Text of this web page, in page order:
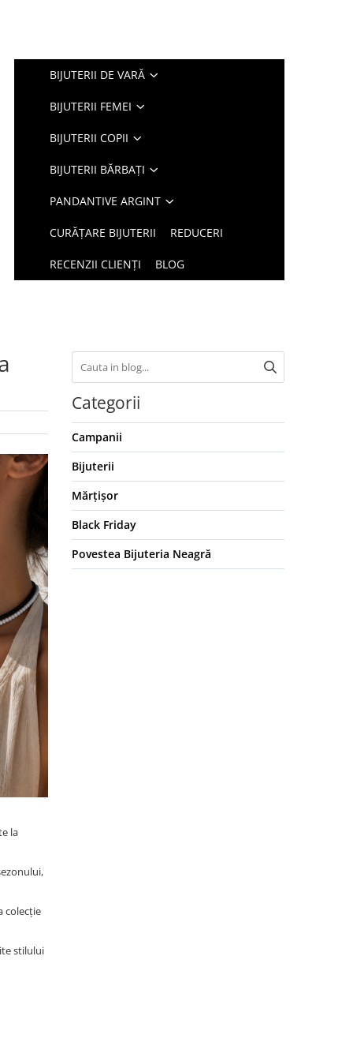
BIJUTERII DE VARĂ
BIJUTERII FEMEI
BIJUTERII COPII
BIJUTERII BĂRBAȚI
PANDANTIVE ARGINT
CURĂȚARE BIJUTERII REDUCERI
RECENZII CLIENȚI BLOG
la
colecție
stilului
Categorii
Campanii
Bijuterii
Mărțișor
Black Friday
Povestea Bijuteria Neagră